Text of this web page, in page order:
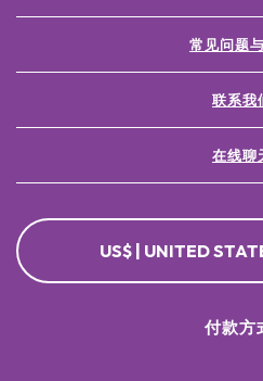
常见问题
联系我
在线聊
US$ | UNITED
付款方